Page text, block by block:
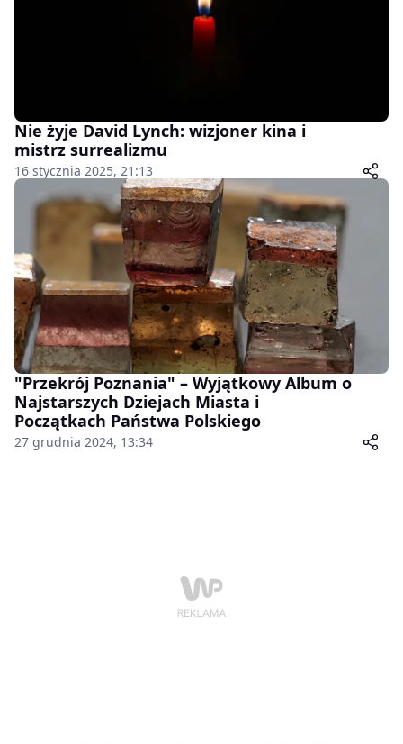
Nie żyje David Lynch: wizjoner kina i
mistrz surrealizmu
16 stycznia 2025, 21:13
"Przekrój Poznania" – Wyjątkowy Album o
Najstarszych Dziejach Miasta i
Początkach Państwa Polskiego
27 grudnia 2024, 13:34